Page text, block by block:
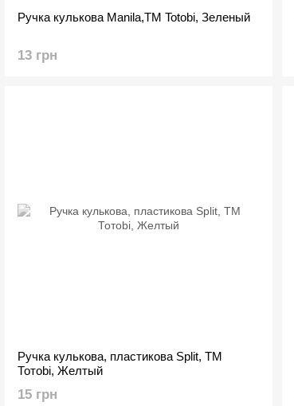
Ручка кулькова Manila,TM Totobi, Зеленый
13 грн
Ручка кулькова, пластикова Split, ТМ
Тотоbi, Желтый
15 грн